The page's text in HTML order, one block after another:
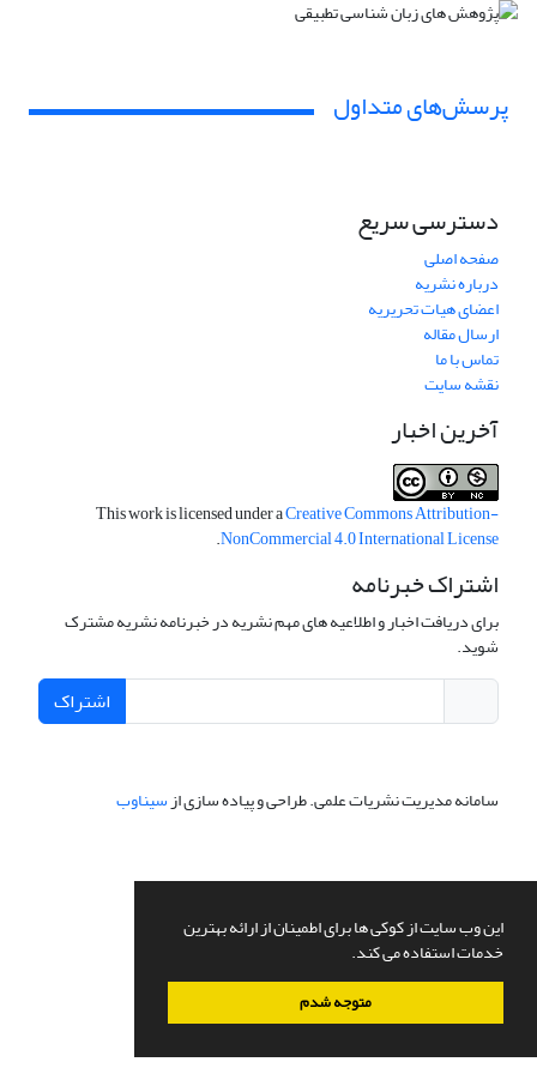
این وب سایت از کوکی ها برای اطمینان از ارائه بهترین
خدمات استفاده می کند.
متوجه شدم
پرسش‌های متداول
دسترسی سریع
صفحه اصلی
درباره نشریه
اعضای هیات تحریریه
ارسال مقاله
تماس با ما
نقشه سایت
آخرین اخبار
This work is licensed under aCreative Commons Attribution-
NonCommercial 4.0 International License
.
اشتراک خبرنامه
برای دریافت اخبار و اطلاعیه های مهم نشریه در خبرنامه نشریه مشترک
شوید.
اشتراک
سامانه مدیریت نشریات علمی.طراحی و پیاده سازی ازسیناوب